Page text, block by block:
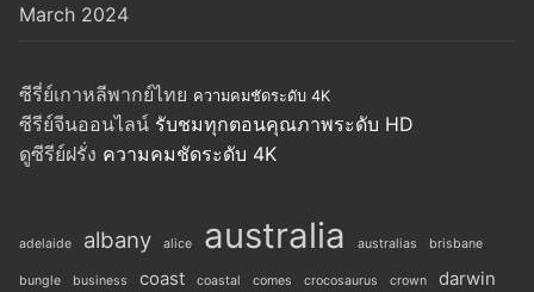
March 2024
ซีรี่ย์เกาหลีพากย์ไทย ความคมชัดระดับ 4K
ซีรีย์จีนออนไลน์ รับชมทุกตอนคุณภาพระดับ HD
ดูซีรีย์ฝรั่ง ความคมชัดระดับ 4K
adelaide albany alice australia australias brisbane
bungle business coast coastal comes crocosaurus crown darwin